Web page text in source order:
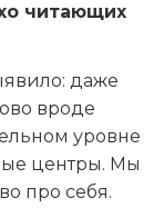
читающих
даже
вроде
уровне
центры. Мы
про себя.